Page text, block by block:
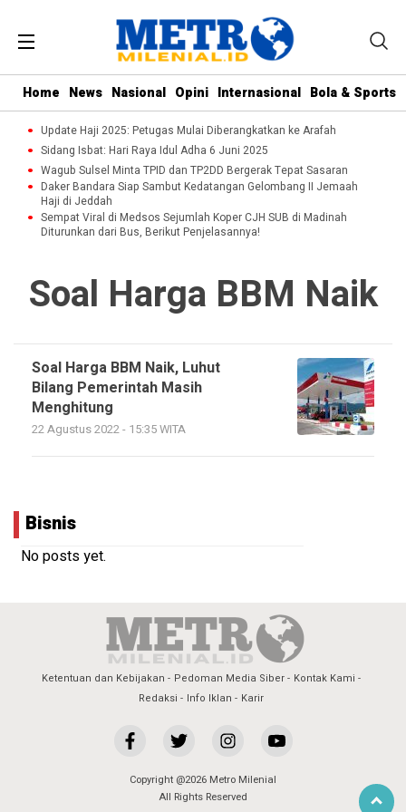
Home News Nasional Opini Internasional Bola & Sports
Update Haji 2025: Petugas Mulai Diberangkatkan ke Arafah
Sidang Isbat: Hari Raya Idul Adha 6 Juni 2025
Wagub Sulsel Minta TPID dan TP2DD Bergerak Tepat Sasaran
Daker Bandara Siap Sambut Kedatangan Gelombang II Jemaah
Haji di Jeddah
Sempat Viral di Medsos Sejumlah Koper CJH SUB di Madinah
Diturunkan dari Bus, Berikut Penjelasannya!
Soal Harga BBM Naik
Soal Harga BBM Naik, Luhut
Bilang Pemerintah Masih
Menghitung
22 Agustus 2022 - 15:35 WITA
Bisnis
No posts yet.
Ketentuan dan Kebijakan Pedoman Media Siber
Kontak Kami
Redaksi
Info Iklan Karir
Copyright @2026 Metro Milenial
All Rights Reserved